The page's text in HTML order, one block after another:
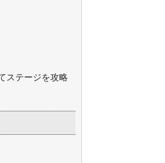
ステージを攻略